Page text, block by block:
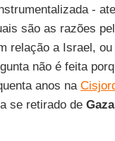
-
são as razões
relação a Israel,
não é feita
anos na
se retirado de Gaza